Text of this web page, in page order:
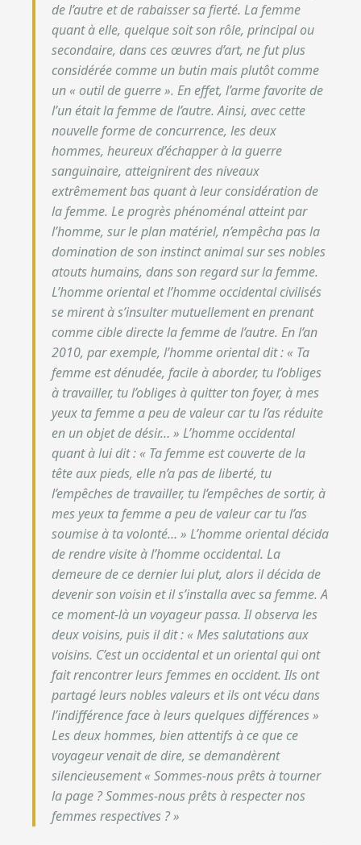
de l’autre et de rabaisser sa fierté. La femme
quant à elle, quelque soit son rôle, principal ou
secondaire, dans ces œuvres d’art, ne fut plus
considérée comme un butin mais plutôt comme
un « outil de guerre ». En effet, l’arme favorite de
l’un était la femme de l’autre. Ainsi, avec cette
nouvelle forme de concurrence, les deux
hommes, heureux d’échapper à la guerre
sanguinaire, atteignirent des niveaux
extrêmement bas quant à leur considération de
la femme. Le progrès phénoménal atteint par
l’homme, sur le plan matériel, n’empêcha pas la
domination de son instinct animal sur ses nobles
atouts humains, dans son regard sur la femme.
L’homme oriental et l’homme occidental civilisés
se mirent à s’insulter mutuellement en prenant
comme cible directe la femme de l’autre. En l’an
2010, par exemple, l’homme oriental dit : « Ta
femme est dénudée, facile à aborder, tu l’obliges
à travailler, tu l’obliges à quitter ton foyer, à mes
yeux ta femme a peu de valeur car tu l’as réduite
en un objet de désir… » L’homme occidental
quant à lui dit : « Ta femme est couverte de la
tête aux pieds, elle n’a pas de liberté, tu
l’empêches de travailler, tu l’empêches de sortir, à
mes yeux ta femme a peu de valeur car tu l’as
soumise à ta volonté… » L’homme oriental décida
de rendre visite à l’homme occidental. La
demeure de ce dernier lui plut, alors il décida de
devenir son voisin et il s’installa avec sa femme. A
ce moment-là un voyageur passa. Il observa les
deux voisins, puis il dit : « Mes salutations aux
voisins. C’est un occidental et un oriental qui ont
fait rencontrer leurs femmes en occident. Ils ont
partagé leurs nobles valeurs et ils ont vécu dans
l’indifférence face à leurs quelques différences »
Les deux hommes, bien attentifs à ce que ce
voyageur venait de dire, se demandèrent
silencieusement « Sommes-nous prêts à tourner
la page ? Sommes-nous prêts à respecter nos
femmes respectives ? »